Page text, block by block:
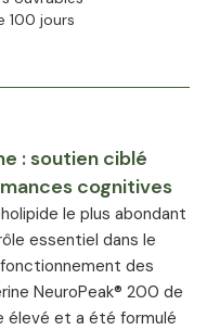
100 jours
: soutien ciblé
cognitives
le plus abondant
essentiel dans le
des
NeuroPeak® 200 de
élevé et a été formulé